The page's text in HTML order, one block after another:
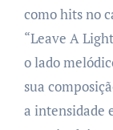
como hits no
“Leave A
o lado
sua
a intensidade